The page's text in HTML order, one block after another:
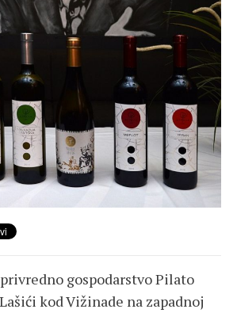
gospodarstvo Pilato
kod Vižinade na zapadnoj